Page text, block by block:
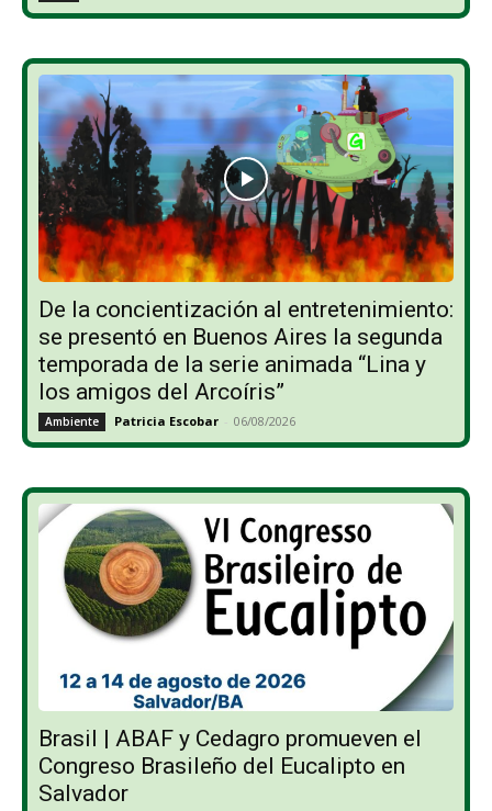
De la concientización al entretenimiento:
se presentó en Buenos Aires la segunda
temporada de la serie animada “Lina y
los amigos del Arcoíris”
Ambiente Patricia Escobar - 06/08/2026
Brasil | ABAF y Cedagro promueven el
Congreso Brasileño del Eucalipto en
Salvador